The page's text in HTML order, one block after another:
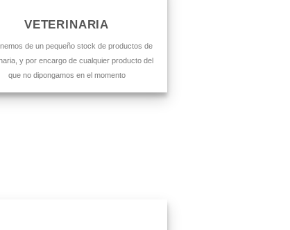
VETERINARIA
de un pequeño stock de productos de
y por encargo de cualquier producto del
que no dipongamos en el momento